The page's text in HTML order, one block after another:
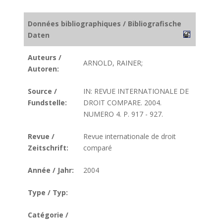
Données bibliographiques / Bibliografische
Daten
Auteurs /
Autoren:
ARNOLD, RAINER;
Source /
Fundstelle:
IN: REVUE INTERNATIONALE DE
DROIT COMPARE. 2004.
NUMERO 4. P. 917 - 927.
Revue /
Zeitschrift:
Revue internationale de droit
comparé
Année / Jahr: 2004
Type / Typ:
Catégorie /